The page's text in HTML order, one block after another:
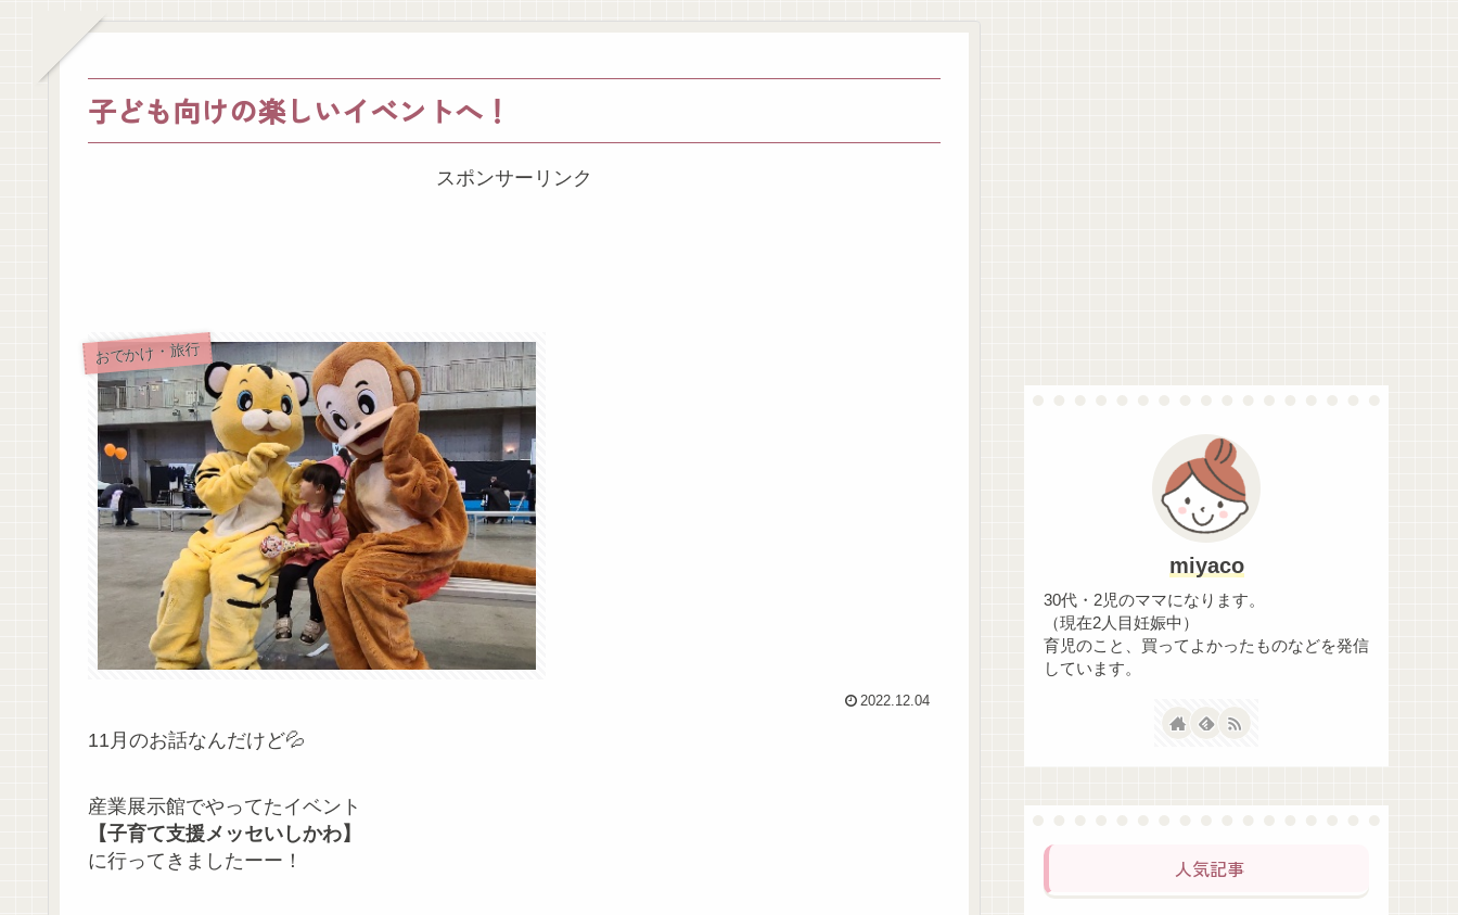
子ども向けの楽しいイベントへ！
スポンサーリンク
おでかけ・旅行
2022.12.04
11月のお話なんだけど💦
産業展示館でやってたイベント
【子育て支援メッセいしかわ】
に行ってきましたーー！
miyaco
30代・2児のママになります。
（現在2人目妊娠中）
育児のこと、買ってよかったものなどを発信
しています。
人気記事